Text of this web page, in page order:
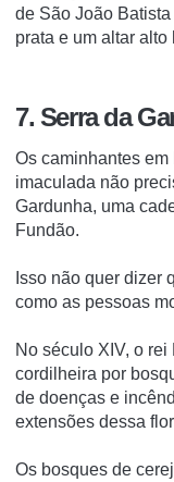
de São João
prata e um altar
7. Serra da
Os caminhantes
imaculada não
Gardunha, uma
Fundão.
Isso não quer dizer
como as pessoas
No século XIV, o
cordilheira por
de doenças e
extensões dessa
Os bosques de